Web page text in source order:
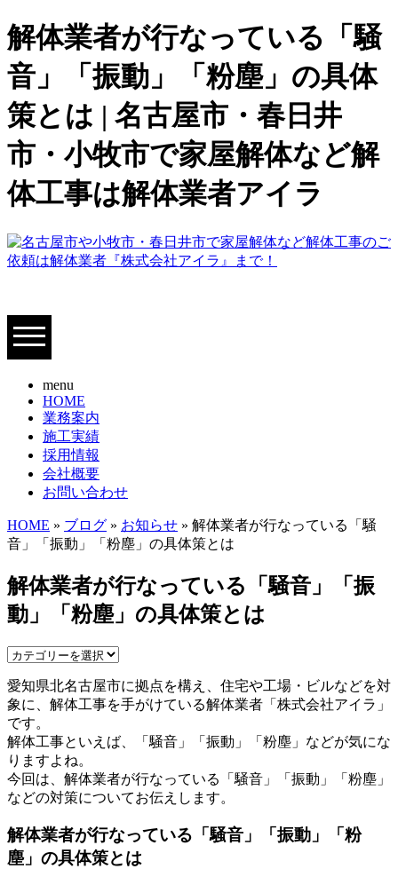
解体業者が行なっている「騒
音」「振動」「粉塵」の具体
策とは | 名古屋市・春日井
市・小牧市で家屋解体など解
体工事は解体業者アイラ
menu
HOME
業務案内
施工実績
採用情報
会社概要
お問い合わせ
HOME » ブログ » お知らせ » 解体業者が行なっている「騒
音」「振動」「粉塵」の具体策とは
解体業者が行なっている「騒音」「振
動」「粉塵」の具体策とは
愛知県北名古屋市に拠点を構え、住宅や工場・ビルなどを対
象に、解体工事を手がけている解体業者「株式会社アイラ」
です。
解体工事といえば、「騒音」「振動」「粉塵」などが気にな
りますよね。
今回は、解体業者が行なっている「騒音」「振動」「粉塵」
などの対策についてお伝えします。
解体業者が行なっている「騒音」「振動」「粉
塵」の具体策とは